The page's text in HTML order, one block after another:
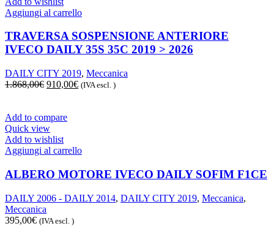
Aggiungi al carrello
TRAVERSA SOSPENSIONE ANTERIORE
IVECO DAILY 35S 35C 2019 > 2026
DAILY CITY 2019, Meccanica
1.868,00€ Il
era:
1.868,00€.
910,00€Il(IVA escl. )
Add to compare
Quick view
Add to wishlist
Aggiungi al carrello
ALBERO MOTORE IVECO DAILY SOFIM F1CE
DAILY 2006 - DAILY 2014, DAILY CITY 2019, Meccanica,
Meccanica
395,00€ (IVA escl. )